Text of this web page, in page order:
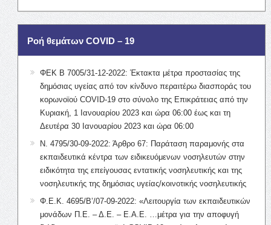
Ροή θεμάτων COVID – 19
ΦΕΚ Β 7005/31-12-2022: Έκτακτα μέτρα προστασίας της
δημόσιας υγείας από τον κίνδυνο περαιτέρω διασποράς του
κορωνοϊού COVID-19 στο σύνολο της Επικράτειας από την
Κυριακή, 1 Ιανουαρίου 2023 και ώρα 06:00 έως και τη
Δευτέρα 30 Ιανουαρίου 2023 και ώρα 06:00
Ν. 4795/30-09-2022: Άρθρο 67: Παράταση παραμονής στα
εκπαιδευτικά κέντρα των ειδικευόμενων νοσηλευτών στην
ειδικότητα της επείγουσας εντατικής νοσηλευτικής και της
νοσηλευτικής της δημόσιας υγείας/κοινοτικής νοσηλευτικής
Φ.Ε.Κ. 4695/Β’/07-09-2022: «Λειτουργία των εκπαιδευτικών
μονάδων Π.Ε. – Δ.Ε. – Ε.Α.Ε. …μέτρα για την αποφυγή